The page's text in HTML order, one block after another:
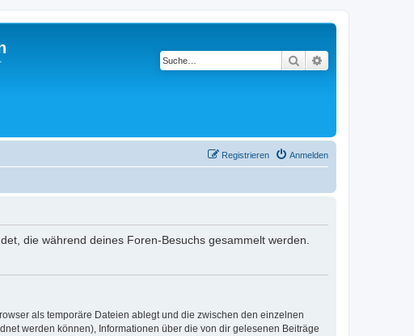
Suche
Anmelden
Registrieren
die während deines Foren-Besuchs gesammelt werden.
als temporäre Dateien ablegt und die zwischen den einzelnen
werden können), Informationen über die von dir gelesenen Beiträge